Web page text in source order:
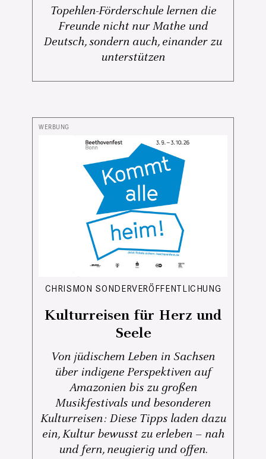
Topehlen-Förderschule lernen die
Freunde nicht nur Mathe und
Deutsch, sondern auch, einander zu
unterstützen
CHRISMON SONDERVERÖFFENTLICHUNG
Kulturreisen für Herz und
Seele
Von jüdischem Leben in Sachsen
über indigene Perspektiven auf
Amazonien bis zu großen
Musikfestivals und besonderen
Kulturreisen: Diese Tipps laden dazu
ein, Kultur bewusst zu erleben – nah
und fern, neugierig und offen.